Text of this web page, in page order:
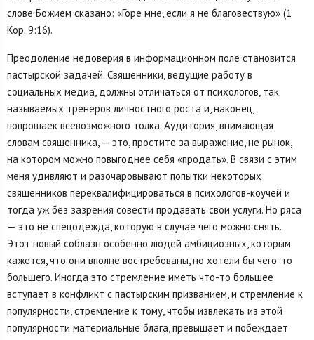
слове Божием сказано: «Горе мне, если я не благовествую» (1
Кор. 9:16).
Преодоление недоверия в информационном поле становится
пастырской задачей. Священники, ведущие работу в
социальных медиа, должны отличаться от психологов, так
называемых тренеров личностного роста и, наконец,
попрошаек всевозможного толка. Аудитория, внимающая
словам священника, — это, простите за выражение, не рынок,
на котором можно повыгоднее себя «продать». В связи с этим
меня удивляют и разочаровывают попытки некоторых
священников переквалифицироваться в психологов-коучей и
тогда уж без зазрения совести продавать свои услуги. Но ряса
— это не спецодежда, которую в случае чего можно снять.
Этот новый соблазн особенно людей амбициозных, которым
кажется, что они вполне востребованы, но хотели бы чего-то
большего. Иногда это стремление иметь что-то большее
вступает в конфликт с пастырским призванием, и стремление к
популярности, стремление к тому, чтобы извлекать из этой
популярности материальные блага, превышает и побеждает